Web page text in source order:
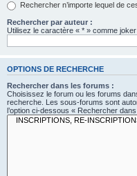
Rechercher n’importe lequel de
Rechercher par auteur :
Utilisez le caractère « * » comme
OPTIONS DE RECHERCHE
Rechercher dans les forums :
Choisissez le forum ou les forums
recherche. Les sous-forums sont
l’option ci-dessous « Rechercher